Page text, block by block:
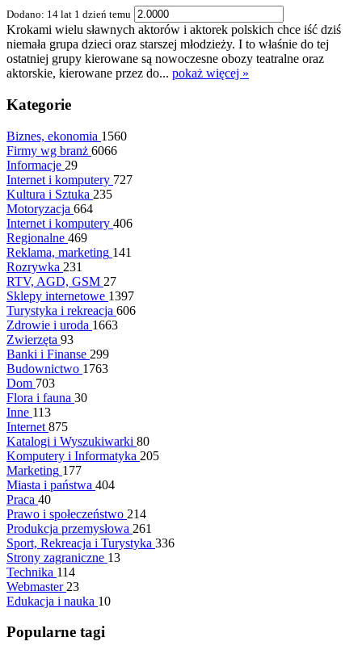
Dodano: 14 lat 1 dzień temu
Krokami wielu sławnych aktorów i aktorek polskich chce iść dziś
niemała grupa dzieci oraz starszej młodzieży. I to właśnie do tej
ostatniej grupy kierowane są nowoczesne obozy teatralne oraz
aktorskie, kierowane przez do... pokaż więcej »
Kategorie
Biznes, ekonomia 1560
Firmy wg branż 6066
Informacje 29
Internet i komputery 727
Kultura i Sztuka 235
Motoryzacja 664
Internet i komputery 406
Regionalne 469
Reklama, marketing 141
Rozrywka 231
RTV, AGD, GSM 27
Sklepy internetowe 1397
Turystyka i rekreacja 606
Zdrowie i uroda 1663
Zwierzęta 93
Banki i Finanse 299
Budownictwo 1763
Dom 703
Flora i fauna 30
Inne 113
Internet 875
Katalogi i Wyszukiwarki 80
Komputery i Informatyka 205
Marketing 177
Miasta i państwa 404
Praca 40
Prawo i społeczeństwo 214
Produkcja przemysłowa 261
Sport, Rekreacja i Turystyka 336
Strony zagraniczne 13
Technika 114
Webmaster 23
Edukacja i nauka 10
Popularne tagi